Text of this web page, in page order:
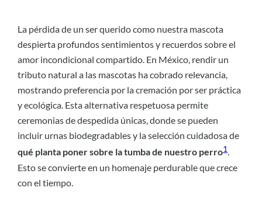
La pérdida de un ser querido como nuestra mascota
despierta profundos sentimientos y recuerdos sobre el
amor incondicional compartido. En México, rendir un
tributo natural a las mascotas ha cobrado relevancia,
mostrando preferencia por la cremación por ser práctica
y ecológica. Esta alternativa respetuosa permite
ceremonias de despedida únicas, donde se pueden
incluir urnas biodegradables y la selección cuidadosa de
qué planta poner sobre la tumba de nuestro perro1.
Esto se convierte en un homenaje perdurable que crece
con el tiempo.